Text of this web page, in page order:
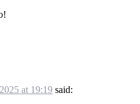
at 19:19 said: